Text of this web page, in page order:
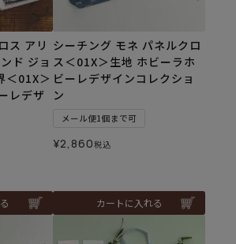
ス アリ
ド ジョ
＜01X＞
レデザ
シーチング モネ パネルクロ
ス＜01X＞生地 ホビーラホ
ビーレデザインコレクショ
ン
メール便1個まで可
¥2,860税込
カートに入れる